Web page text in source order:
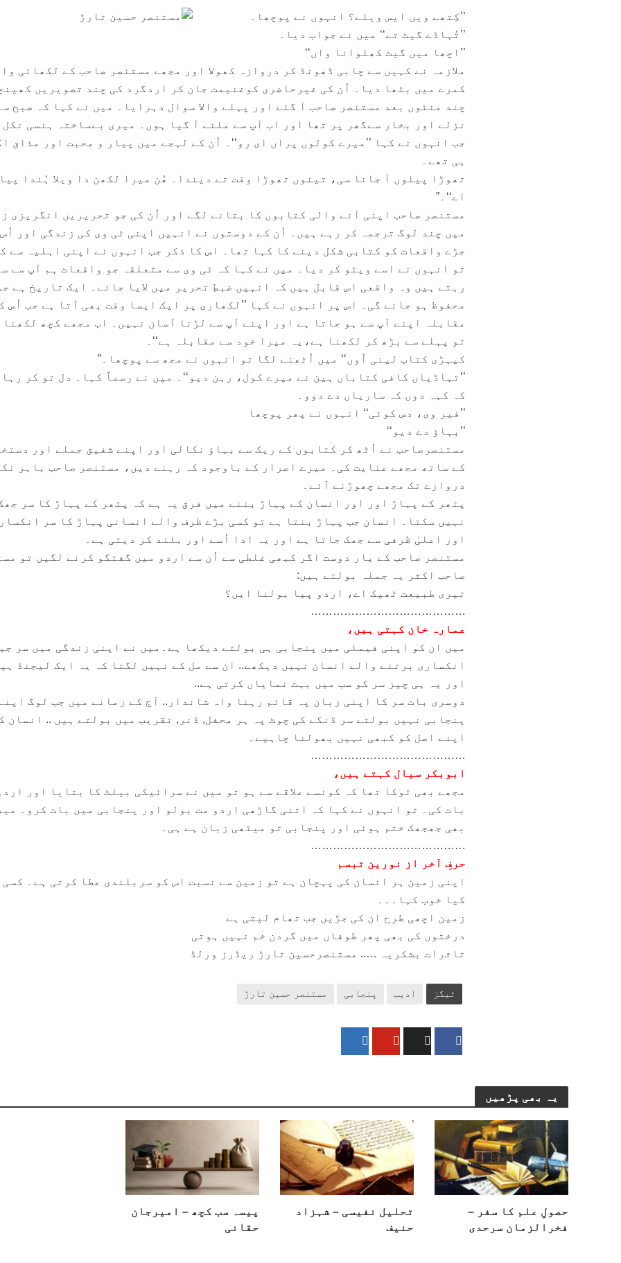
’’کِتھے ویں ایس ویلے؟ انہوں نے پوچھا۔
’’تُہاڈے گیٹ تے‘‘ میں نے جواب دیا۔
’’اچھا میں گیٹ کھلوانا واں‘‘
ملازمہ نے کہیں سے چابی ڈھونڈ کر دروازہ کھولا اور مجھے مستنصر صاحب کے لکھائی
کمرے میں بٹھا دیا۔ اُن کی غیرحاضری کوغنیمت جان کر اردگرد کی چند تصویریں
چند منٹوں بعد مستنصر صاحب آ گئے اور پہلے والا سوال دہرایا۔ میں نے کہا کہ صبح
نزلے اور بخار سےگھر پر تھا اور اب آپ سے ملنے آ گیا ہوں۔ میری بےساختہ ہنسی نکل
جب انہوں نے کہا ’’میرے کولوں پراں ای رو‘‘۔ اُن کے لہجے میں پیار و محبت اور مذاق
ہی تھے۔
تھوڑا پیلوں آ جانا سی، تینوں تھوڑا وقت تے دیندا۔ ھُن میرا لکھن دا ویلا ہُندا پیا
اے‘‘۔”
مستنصر صاحب اپنی آنے والی کتابوں کا بتانے لگے اور اُن کی جو تحریریں انگریزی
میں چند لوگ ترجمہ کر رہے ہیں۔ اُن کے دوستوں نے انہیں اپنی ٹی وی کی زندگی اور
جڑے واقعات کو کتابی شکل دینے کا کہا تھا۔ اس کا ذکر جب انہوں نے اپنی اہلیہ سے
تو انہوں نے اسے ویٹو کر دیا۔ میں نے کہا کہ ٹی وی سے متعلقہ جو واقعات ہم آپ سے
رہتے ہیں وہ واقعی اس قابل ہیں کہ انہیں ضبطِ تحریر میں لایا جائے۔ ایک تاریخ ہے
محفوظ ہو جائے گی۔ اس پر انہوں نے کہا ’’لکھاری پر ایک ایسا وقت بھی آتا ہے جب اُس
مقابلہ اپنے آپ سے ہو جاتا ہے اور اپنے آپ سے لڑنا آسان نہیں۔ اب مجھے کچھ لکھنا
تو پہلے سے بڑھ کر لکھنا ہے،یہ میرا خود سے مقابلہ ہے‘‘۔
کیہڑی کتاب لینی اُوں‘‘ میں اُٹھنے لگا تو انہوں نے مجھ سے پوچھا۔”
’’تہاڈیاں کافی کتاباں ہین نے میرے کول، رہن دیو‘‘۔ میں نے رسماً کہا۔ دل تو کر رہا
کہ کہہ دوں کہ ساریاں دے دوو۔
’’فیر وی، دس کوئی‘‘ انہوں نے پھر پوچھا
’’بہاؤ دے دیو‘‘
مستنصرصاحب نے اُٹھ کر کتابوں کے ریک سے بہاؤ نکالی اور اپنے شفیق جملے اور
کے ساتھ مجھے عنایت کی۔ میرے اصرار کے باوجود کہ رہنے دیں، مستنصر صاحب باہر
دروازے تک مجھے چھوڑنے آئے۔
پتھر کے پہاڑ اور اور انسان کے پہاڑ بننے میں فرق یہ ہے کہ پتھر کے پہاڑ کا سر
نہیں سکتا۔ انسان جب پہاڑ بنتا ہے تو کسی بڑے ظرف والے انسانی پہاڑ کا سر
اور اعلیٰ ظرفی سے جھک جاتا ہے اور یہ ادا اُسے اور بلند کر دیتی ہے۔
مستنصر صاحب کے یار دوست اگر کبھی غلطی سے اُن سے اردو میں گفتگو کرنے لگیں تو
صاحب اکثر یہ جملہ بولتے ہیں:
تیری طبیعت ٹھیک اے، اردو پیا بولنا ایں؟
……………………………………
عمارہ خان کہتی ہیں،
میں ان کو اپنی فیملی میں پنجابی ہی بولتے دیکھا ہے۔میں نے اپنی زندگی میں سر
انکساری برتنے والے انسان نہیں دیکھے.. ان سے مل کے نہیں لگتا کہ یہ ایک لیجنڈ
اور یہ ہی چیز سر کو سب میں بہت نمایاں کرتی ہے..
دوسری بات سر کا اپنی زبان پہ قائم رہنا واہ شاندار.. آج کے زمانے میں جب لوگ
پنجابی نہیں بولتے سر ڈنکے کی چوٹ پہ ہر محفل, ڈنر, تقریب میں بولتے ہیں .. انسان
اپنے اصل کو کبھی نہیں بھولنا چاہیے۔
……………………………………
ابوبکر سیال کہتے ہیں،
مجھے بھی ٹوکا تھا کہ کونسے علاقے سے ہو تو میں نے سرائیکی بیلٹ کا بتایا اور
بات کی۔ تو انہوں نے کہا کہ اتنی گاڑھی اردو مت بولو اور پنجابی میں بات کرو۔
بھی جھجھک ختم ہوئی اور پنجابی تو میٹھی زبان ہے ہی۔
……………………………………
حرفِ آخر از نورین تبسم
اپنی زمین ہر انسان کی پہچان ہے تو زمین سے نسبت اس کو سربلندی عطا کرتی ہے۔ کسی
کیا خوب کہا۔۔۔
زمین اچھی طرح ان کی جڑیں جب تھام لیتی ہے
درختوں کی بھی پھر طوفاں میں گردن خم نہیں ہوتی
تاثرات بشکریہ ….. مستنصرحسین تارڑ ریڈرز ورلڈ
ٹیگز ادیب پنجابی مستنصر حسین تارڑ
یہ بھی پڑھیں
حصولِ علم کا سفر –
فخرالزمان سرحدی
تحلیل نفیسی – شہزاد
حنیف
پیسہ سب کچھ – امیرجان
حقانی